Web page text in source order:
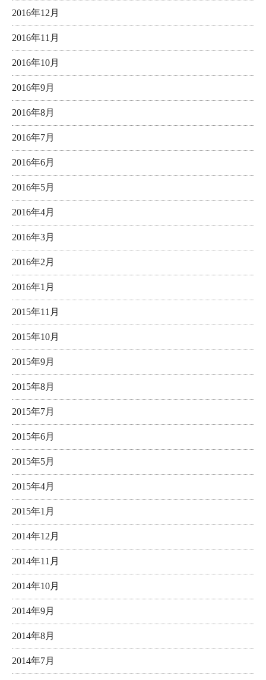
2016年12月
2016年11月
2016年10月
2016年9月
2016年8月
2016年7月
2016年6月
2016年5月
2016年4月
2016年3月
2016年2月
2016年1月
2015年11月
2015年10月
2015年9月
2015年8月
2015年7月
2015年6月
2015年5月
2015年4月
2015年1月
2014年12月
2014年11月
2014年10月
2014年9月
2014年8月
2014年7月